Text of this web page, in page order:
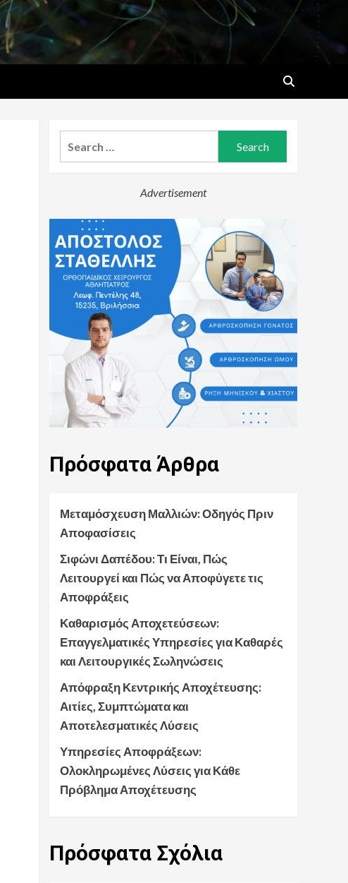
Advertisement
ΠρόσφαταΆρθρα
Μεταμόσχευση Μαλλιών: Οδηγός Πριν
Αποφασίσεις
Σιφώνι Δαπέδου: Τι Είναι, Πώς
Λειτουργεί και Πώς να Αποφύγετε τις
Αποφράξεις
Καθαρισμός Αποχετεύσεων:
Επαγγελματικές Υπηρεσίες για Καθαρές
και Λειτουργικές Σωληνώσεις
Απόφραξη Κεντρικής Αποχέτευσης:
Αιτίες, Συμπτώματα και
Αποτελεσματικές Λύσεις
Υπηρεσίες Αποφράξεων:
Ολοκληρωμένες Λύσεις για Κάθε
Πρόβλημα Αποχέτευσης
ΠρόσφαταΣχόλια